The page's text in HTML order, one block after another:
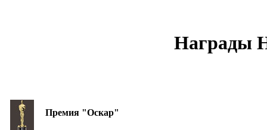
Награды
Премия "Оскар"